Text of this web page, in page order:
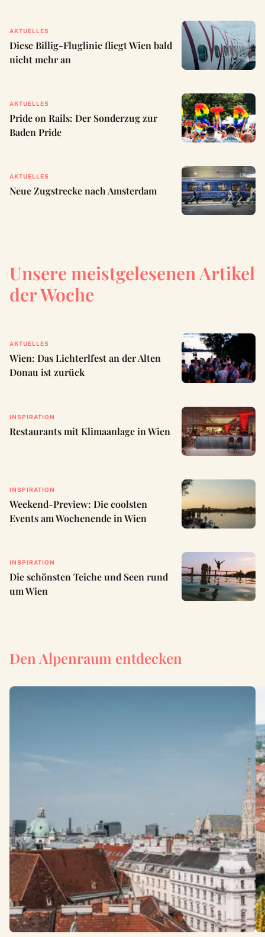
AKTUELLES
Diese Billig-Fluglinie fliegt Wien bald
nicht mehr an
AKTUELLES
Pride on Rails: Der Sonderzug zur
Baden Pride
AKTUELLES
Neue Zugstrecke nach Amsterdam
Unsere meistgelesenen Artikel
der Woche
AKTUELLES
Wien: Das Lichterlfest an der Alten
Donau ist zurück
INSPIRATION
Restaurants mit Klimaanlage in Wien
INSPIRATION
Weekend-Preview: Die coolsten
Events am Wochenende in Wien
INSPIRATION
Die schönsten Teiche und Seen rund
um Wien
Den Alpenraum entdecken